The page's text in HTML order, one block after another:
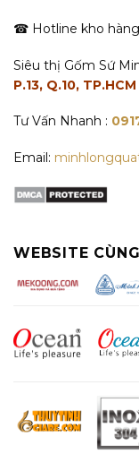
☎ Hotline kho hàng
Siêu thị Gốm Sứ
P.13, Q.10, TP.HCM
Tư Vấn Nhanh :
Email:
WEBSITE